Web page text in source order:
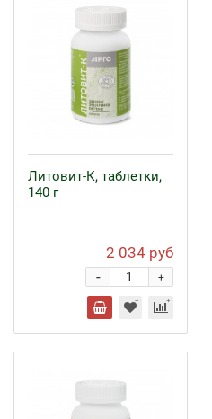
Литовит-К, таблетки,
140 г
2 034 руб
+
-